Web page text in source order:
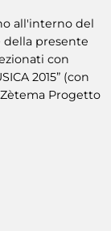
all'interno del
della presente
con
2015” (con
Progetto